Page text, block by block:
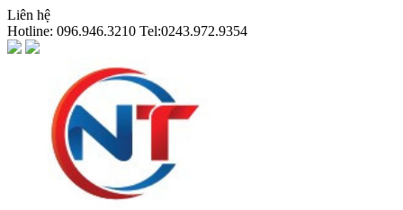
Liên hệ
Hotline: 096.946.3210 Tel:0243.972.9354